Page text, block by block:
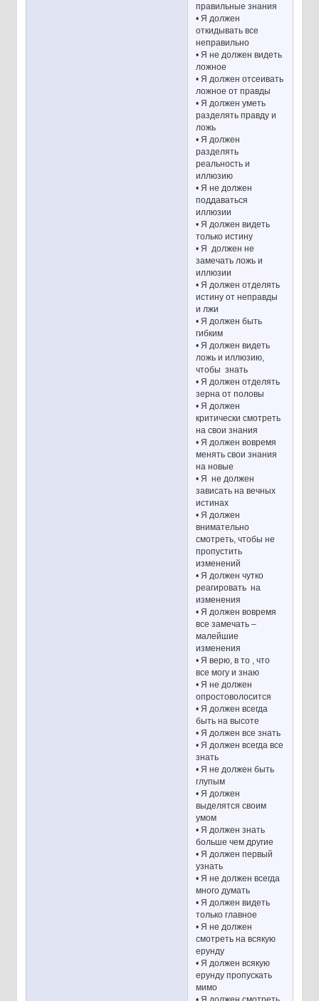
правильные знания
• Я должен
откидывать все
неправильно
• Я не должен видеть
ложное
• Я должен отсеивать
ложное от правды
• Я должен уметь
разделять правду и
ложь
• Я должен
разделять
реальность и
иллюзию
• Я не должен
поддаваться
иллюзии
• Я должен видеть
только истину
• Я должен не
замечать ложь и
иллюзии
• Я должен отделять
истину от неправды
и лжи
• Я должен быть
гибким
• Я должен видеть
ложь и иллюзию,
чтобы знать
• Я должен отделять
зерна от половы
• Я должен
критически смотреть
на свои знания
• Я должен вовремя
менять свои знания
на новые
• Я не должен
зависать на вечных
истинах
• Я должен
внимательно
смотреть, чтобы не
пропустить
изменений
• Я должен чутко
реагировать на
изменения
• Я должен вовремя
все замечать –
малейшие
изменения
• Я верю, в то , что
все могу и знаю
• Я не должен
опростоволосится
• Я должен всегда
быть на высоте
• Я должен все знать
• Я должен всегда все
знать
• Я не должен быть
глупым
• Я должен
выделятся своим
умом
• Я должен знать
больше чем другие
• Я должен первый
узнать
• Я не должен всегда
много думать
• Я должен видеть
только главное
• Я не должен
смотреть на всякую
ерунду
• Я должен всякую
ерунду пропускать
мимо